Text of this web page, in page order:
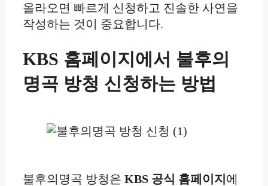
올라오면 빠르게 신청하고 진솔한 사연을
작성하는 것이 중요합니다.
KBS 홈페이지에서 불후의
명곡 방청 신청하는 방법
불후의명곡 방청은 KBS 공식 홈페이지에